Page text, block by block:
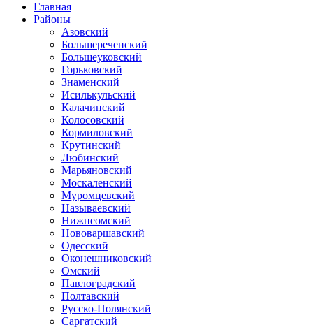
Главная
Районы
Азовский
Большереченский
Большеуковский
Горьковский
Знаменский
Исилькульский
Калачинский
Колосовский
Кормиловский
Крутинский
Любинский
Марьяновский
Москаленский
Муромцевский
Называевский
Нижнеомский
Нововаршавский
Одесский
Оконешниковский
Омский
Павлоградский
Полтавский
Русско-Полянский
Саргатский